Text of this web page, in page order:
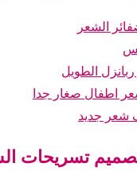
الشعر
الطويل
اطفال صغار جدا
شعر جديد
تسريحات